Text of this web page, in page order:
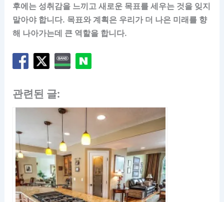
후에는 성취감을 느끼고 새로운 목표를 세우는 것을 잊지
말아야 합니다. 목표와 계획은 우리가 더 나은 미래를 향
해 나아가는데 큰 역할을 합니다.
관련된 글: